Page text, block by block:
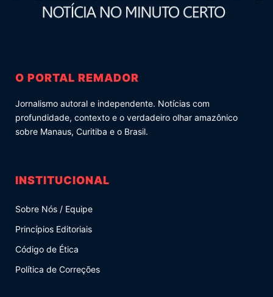
O PORTAL REMADOR
Jornalismo autoral e independente. Notícias com
profundidade, contexto e o verdadeiro olhar amazônico
sobre Manaus, Curitiba e o Brasil.
INSTITUCIONAL
Sobre Nós / Equipe
Princípios Editoriais
Código de Ética
Política de Correções